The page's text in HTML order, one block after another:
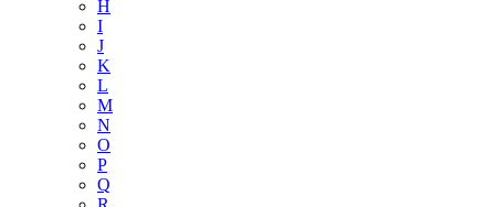
H
I
J
K
L
M
N
O
P
Q